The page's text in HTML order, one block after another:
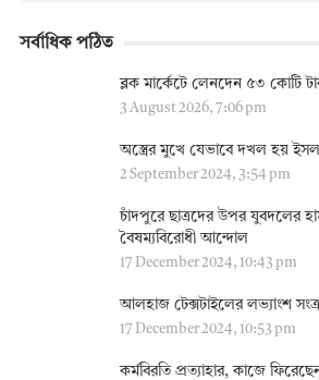
সর্বাধিক পঠিত
ব্লক মার্কেটে লেনদেন ৫৩ কোটি
3 August 2026, 7:06 pm
অস্ত্রের মুখে যেভাবে দখল হয়
2 September 2024, 3:54 pm
চাঁদপুরে ছাত্রদের উপর যুবদলের
বৈষম্যবিরোধী আন্দোল
17 December 2024, 10:43 pm
আলহাজ টেক্সটাইলের লভ্যাংশ
17 December 2024, 10:53 pm
কর্মবিরতি প্রত্যাহার, কাজে